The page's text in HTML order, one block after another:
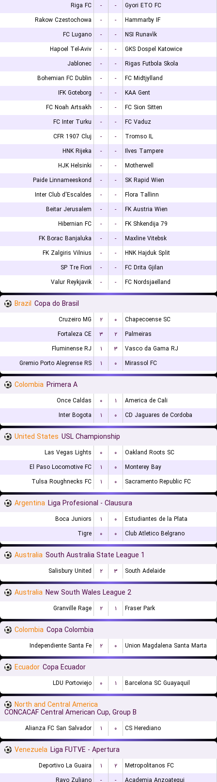
Riga FC
- -
Gyori ETO FC
Rakow Czestochowa
- -
Hammarby IF
FC Lugano
- -
NSI Runavík
Hapoel Tel-Aviv
- -
GKS Dospel Katowice
Jablonec
- -
Rigas Futbola Skola
Bohemian FC Dublin
- -
FC Midtjylland
IFK Goteborg
- -
KAA Gent
FC Noah Artsakh
- -
FC Sion Sitten
FC Inter Turku
- -
FC Vaduz
CFR 1907 Cluj
- -
Tromso IL
HNK Rijeka
- -
Ilves Tampere
HJK Helsinki
- -
Motherwell
Paide Linnameeskond
- -
SK Rapid Wien
Inter Club d'Escaldes
- -
Flora Tallinn
Beitar Jerusalem
- -
FK Austria Wien
Hibernian FC
- -
FK Shkendija 79
FK Borac Banjaluka
- -
Maxline Vitebsk
FK Zalgiris Vilnius
- -
HNK Hajduk Split
SP Tre Fiori
- -
FC Drita Gjilan
Valur Reykjavik
- - FC Nordsjaelland
Brazil Copa do Brasil
Cruzeiro MG ۲ ۰
Chapecoense SC
Fortaleza CE
۳ ۲
Palmeiras
Fluminense RJ
۱ ۳
Vasco da Gama RJ
Gremio Porto Alegrense RS
۱ ۰ Mirassol FC
Colombia Primera A
Once Caldas ۰ ۱
America de Cali
Inter Bogota
۱ ۰ CD Jaguares de Cordoba
United States USL Championship
Las Vegas Lights ۰ ۰
Oakland Roots SC
El Paso Locomotive FC
۱ ۰
Monterey Bay
Tulsa Roughnecks FC
۱ ۰ Sacramento Republic FC
Argentina Liga Profesional - Clausura
Boca Juniors ۱ ۰
Estudiantes de la Plata
Tigre
۰ ۰ Club Atletico Belgrano
Australia South Australia State League 1
Salisbury United ۲ ۳ South Adelaide
Australia New South Wales League 2
Granville Rage ۲ ۱ Fraser Park
Colombia Copa Colombia
Independiente Santa Fe ۲ ۰ Union Magdalena Santa Marta
Ecuador Copa Ecuador
LDU Portoviejo ۰ ۱ Barcelona SC Guayaquil
North and Central America
CONCACAF Central American Cup, Group B
Alianza FC San Salvador ۱ ۰ CS Herediano
Venezuela Liga FUTVE - Apertura
Deportivo La Guaira ۱ ۲
Metropolitanos FC